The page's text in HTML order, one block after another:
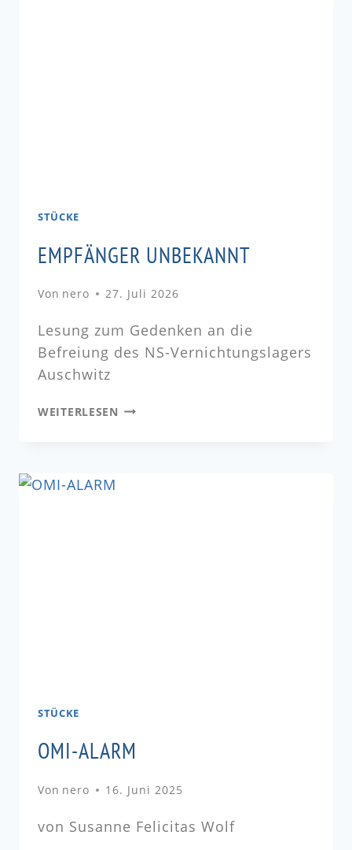
STÜCKE
EMPFÄNGER UNBEKANNT
Von nero 27. Juli 2026
Lesung zum Gedenken an die
Befreiung des NS-Vernichtungslagers
Auschwitz
WEITERLESEN
STÜCKE
OMI-ALARM
Von nero 16. Juni 2025
von Susanne Felicitas Wolf